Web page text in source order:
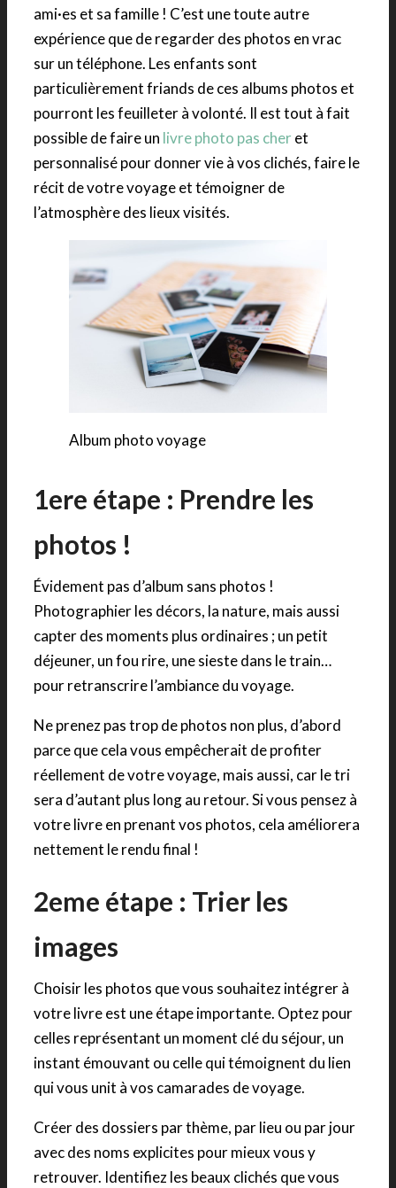
ami·es et sa famille ! C’est une toute autre
expérience que de regarder des photos en vrac
sur un téléphone. Les enfants sont
particulièrement friands de ces albums photos et
pourront les feuilleter à volonté. Il est tout à fait
possible de faire un livre photo pas cheret
personnalisé pour donner vie à vos clichés, faire le
récit de votre voyage et témoigner de
l’atmosphère des lieux visités.
Album photo voyage
1ere étape : Prendre les
photos !
Évidement pas d’album sans photos !
Photographier les décors, la nature, mais aussi
capter des moments plus ordinaires ; un petit
déjeuner, un fou rire, une sieste dans le train…
pour retranscrire l’ambiance du voyage.
Ne prenez pas trop de photos non plus, d’abord
parce que cela vous empêcherait de profiter
réellement de votre voyage, mais aussi, car le tri
sera d’autant plus long au retour. Si vous pensez à
votre livre en prenant vos photos, cela améliorera
nettement le rendu final !
2eme étape : Trier les
images
Choisir les photos que vous souhaitez intégrer à
votre livre est une étape importante. Optez pour
celles représentant un moment clé du séjour, un
instant émouvant ou celle qui témoignent du lien
qui vous unit à vos camarades de voyage.
Créer des dossiers par thème, par lieu ou par jour
avec des noms explicites pour mieux vous y
retrouver. Identifiez les beaux clichés que vous